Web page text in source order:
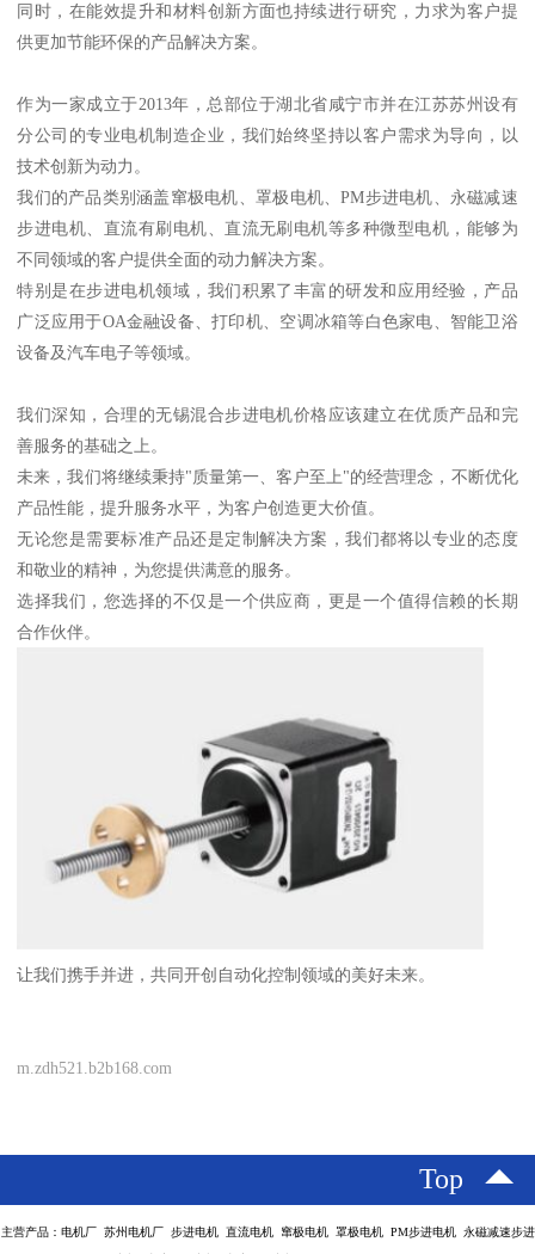
同时，在能效提升和材料创新方面也持续进行研究，力求为客户提
供更加节能环保的产品解决方案。
作为一家成立于2013年，总部位于湖北省咸宁市并在江苏苏州设有
分公司的专业电机制造企业，我们始终坚持以客户需求为导向，以
技术创新为动力。
我们的产品类别涵盖窜极电机、罩极电机、PM步进电机、永磁减速
步进电机、直流有刷电机、直流无刷电机等多种微型电机，能够为
不同领域的客户提供全面的动力解决方案。
特别是在步进电机领域，我们积累了丰富的研发和应用经验，产品
广泛应用于OA金融设备、打印机、空调冰箱等白色家电、智能卫浴
设备及汽车电子等领域。
我们深知，合理的无锡混合步进电机价格应该建立在优质产品和完
善服务的基础之上。
未来，我们将继续秉持"质量第一、客户至上"的经营理念，不断优化
产品性能，提升服务水平，为客户创造更大价值。
无论您是需要标准产品还是定制解决方案，我们都将以专业的态度
和敬业的精神，为您提供满意的服务。
选择我们，您选择的不仅是一个供应商，更是一个值得信赖的长期
合作伙伴。
让我们携手并进，共同开创自动化控制领域的美好未来。
m.zdh521.b2b168.com
Top
主营产品：电机厂 苏州电机厂 步进电机 直流电机 窜极电机 罩极电机 PM步进电机 永磁减速步进